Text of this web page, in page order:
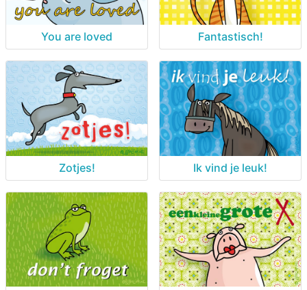
You are loved Fantastisch!
Zotjes! Ik vind je leuk!